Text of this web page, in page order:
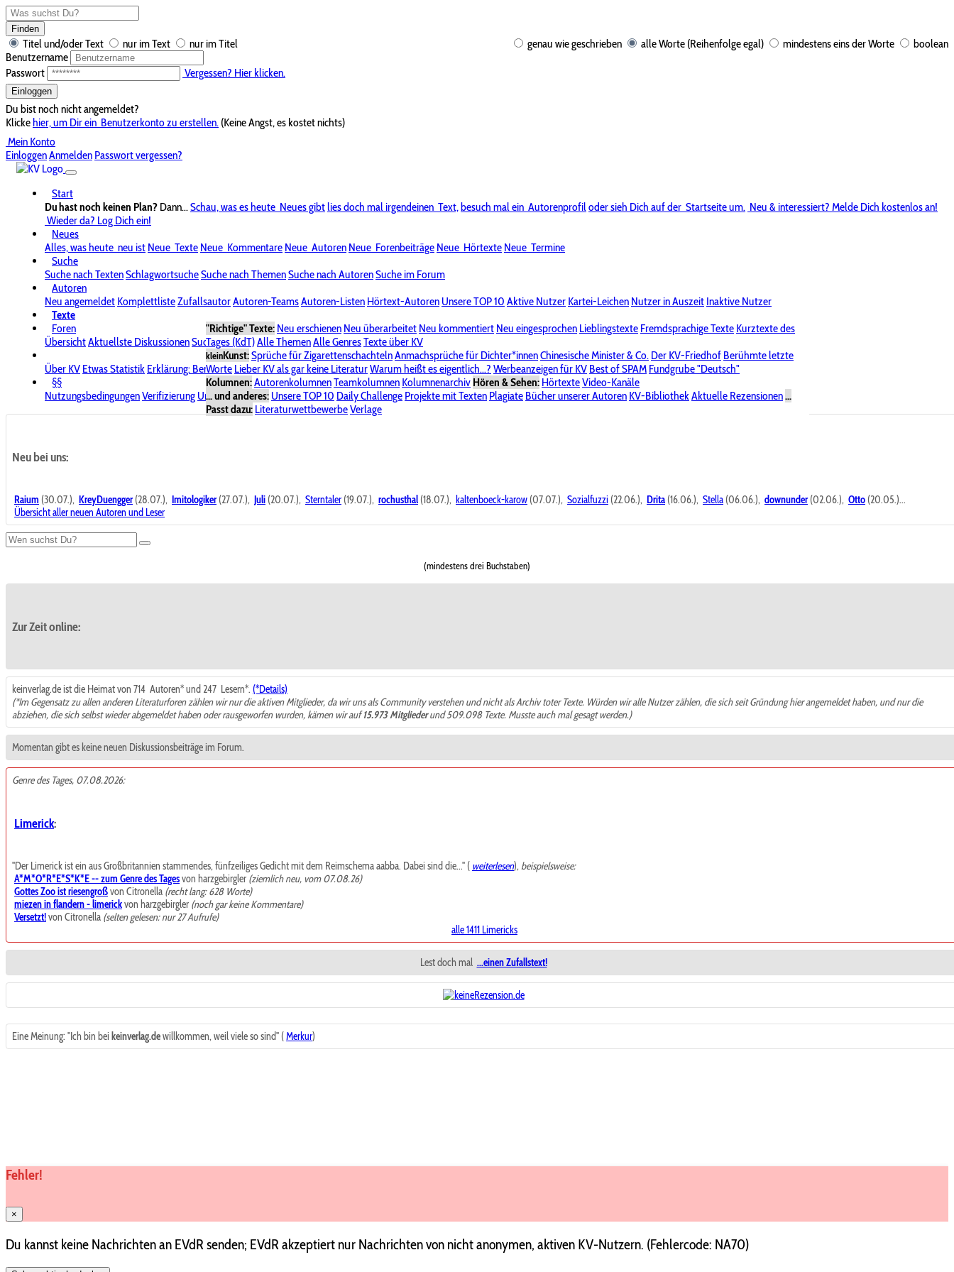
Finden
genau wie geschrieben alle Worte (Reihenfolge egal) mindestens eins der Worte boolean
Titel und/oder Text nur im Text
nur im Titel
Benutzername
Passwort
Vergessen? Hier klicken.
Einloggen
Du bist noch nicht angemeldet?
Klickehier, um Dir ein Benutzerkonto zu erstellen. (Keine Angst, es kostet nichts)
Mein Konto
EinloggenAnmelden Passwort vergessen?
Start
Du hast noch keinen Plan? Dann...Schau, was es heute Neues gibtlies doch mal irgendeinen Text,besuch mal ein Autorenprofiloder sieh Dich auf der Startseite um. Neu & interessiert? Melde Dich kostenlos an!
Wieder da? Log Dich ein!
Neues
Alles, was heute neu ist Neue Texte Neue Kommentare Neue Autoren Neue Forenbeiträge Neue Hörtexte Neue Termine
Suche
Suche nach TextenSchlagwortsucheSuche nach ThemenSuche nach AutorenSuche im Forum
Autoren
Neu angemeldet KomplettlisteZufallsautorAutoren-TeamsAutoren-Listen Hörtext-Autoren Unsere TOP 10 Aktive Nutzer Kartei-Leichen Nutzer in Auszeit Inaktive Nutzer
Texte
"Richtige" Texte: Neu erschienen Neu überarbeitet Neu kommentiert Neu eingesprochen Lieblingstexte Fremdsprachige Texte Kurztexte des
Tages (KdT)Alle ThemenAlle GenresTexte über KV
kleinKunst:Sprüche für ZigarettenschachtelnAnmachsprüche für Dichter*innenChinesische Minister & Co. Der KV-Friedhof Berühmte letzte
Worte Lieber KV als gar keine LiteraturWarum heißt es eigentlich...? Werbeanzeigen für KV Best of SPAM Fundgrube "Deutsch"
Kolumnen:AutorenkolumnenTeamkolumnen Kolumnenarchiv Hören & Sehen: HörtexteVideo-Kanäle
... und anderes: Unsere TOP 10 Daily Challenge Projekte mit Texten Plagiate Bücher unserer Autoren KV-BibliothekAktuelle Rezensionen...
Passt dazu: LiteraturwettbewerbeVerlage
Foren
ÜbersichtAktuellste DiskussionenSuche im ForumBereich "KV-Board"Bereich "Literatur & Schreiberei"
Über KV Etwas Statistik Erklärung: BenutzersymboleSpende für KV Unsere SpenderlisteAlle Wege führen zu KVPasswort vergessen?
§§
NutzungsbedingungenVerifizierung UrheberrechtAvatare & BilderStalkingDatenschutzerklärungImpressum
Neu bei uns:
Raium (30.07.), KreyDuengger(28.07.), Imitologiker(27.07.), Juli (20.07.), Sterntaler (19.07.), rochusthal (18.07.), kaltenboeck-karow (07.07.), Sozialfuzzi (22.06.), Drita (16.06.), Stella (06.06.), downunder(02.06.), Otto (20.05.)...
Übersicht aller neuen Autoren und Leser
(mindestens drei Buchstaben)
Zur Zeit online:
keinverlag.de ist die Heimat von 714 Autoren* und 247 Lesern*. (*Details)
(*Im Gegensatz zu allen anderen Literaturforen zählen wir nur die aktiven Mitglieder, da wir uns als Community verstehen und nicht als Archiv toter Texte. Würden wir alle Nutzer zählen, die sich seit Gründung hier angemeldet haben, und nur die
abziehen, die sich selbst wieder abgemeldet haben oder rausgeworfen wurden, kämen wir auf15.973 Mitgliederund 509.098 Texte. Musste auch mal gesagt werden.)
Momentan gibt es keine neuen Diskussionsbeiträge im Forum.
Genre des Tages, 07.08.2026:
Limerick:
"Der Limerick ist ein aus Großbritannien stammendes, fünfzeiliges Gedicht mit dem Reimschema aabba. Dabei sind die..." ( weiterlesen),beispielsweise:
A*M*O*R*E*S*K*E -- zum Genre des Tagesvon harzgebirgler (ziemlich neu, vom 07.08.26)
Gottes Zoo ist riesengroßvon Citronella (recht lang: 628 Worte)
miezen in flandern - limerickvon harzgebirgler (noch gar keine Kommentare)
Versetzt!von Citronella (selten gelesen: nur 27 Aufrufe)
alle 1411 Limericks
Lest doch mal ...einen Zufallstext!
Eine Meinung: "Ich bin bei keinverlag.dewillkommen, weil viele so sind" (Merkur)
Fehler!
×
Du kannst keine Nachrichten an EVdR senden; EVdR akzeptiert nur Nachrichten von nicht anonymen, aktiven KV-Nutzern. (Fehlercode: NA70)